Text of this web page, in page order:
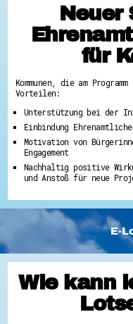
Neuer
für
Kommunen, die am
Vorteilen:
Unterstützung bei der
Einbindung
Motivation von
Engagement
Nachhaltig positive
und Anstoß für neue
E-
Wie kann